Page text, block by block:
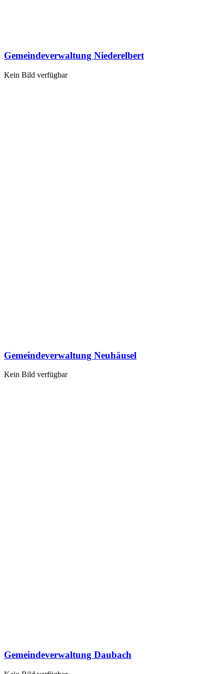
Gemeindeverwaltung Niederelbert
Kein Bild verfügbar
Gemeindeverwaltung Neuhäusel
Kein Bild verfügbar
Gemeindeverwaltung Daubach